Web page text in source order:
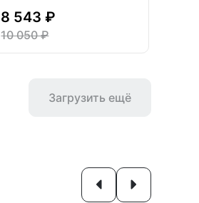
8 543 ₽
10 050 ₽
Загрузить ещё